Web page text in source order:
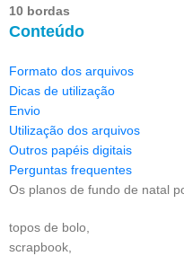
10 bordas
Conteúdo
Formato dos arquivos
Dicas de utilização
Envio
Utilização dos arquivos
Outros papéis digitais
Perguntas frequentes
Os planos de fundo de natal
topos de bolo,
scrapbook,